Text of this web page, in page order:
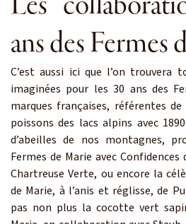
ans des Fermes
C’est aussi ici que l’on trouvera
imaginées pour les 30 ans des
marques françaises, référentes
poissons des lacs alpins avec
d’abeilles de nos montagnes,
Fermes de Marie avec
Chartreuse Verte, ou encore la
de Marie, à l’anis et réglisse, de
pas non plus la cocotte vert